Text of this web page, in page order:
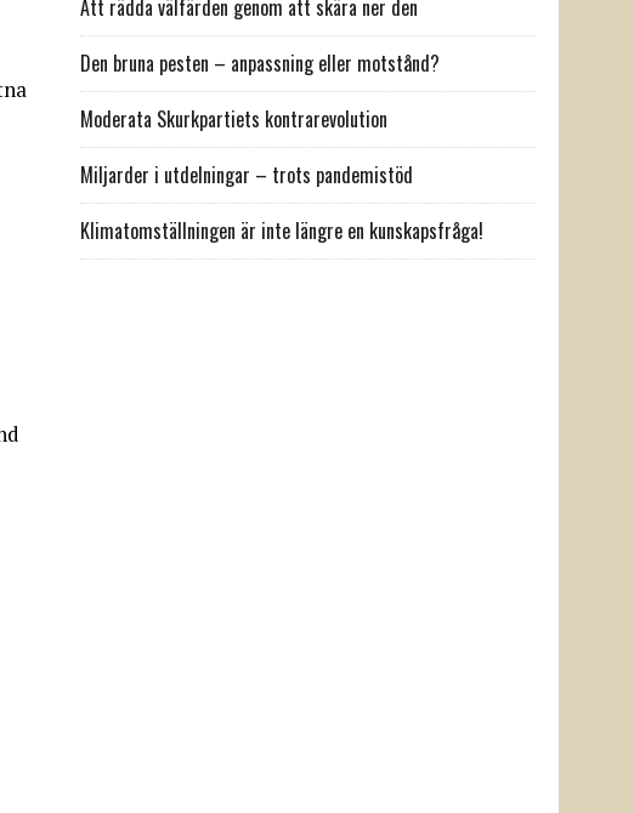
Att rädda välfärden genom att skära ner den
Den bruna pesten – anpassning eller motstånd?
Moderata Skurkpartiets kontrarevolution
Miljarder i utdelningar – trots pandemistöd
Klimatomställningen är inte längre en kunskapsfråga!